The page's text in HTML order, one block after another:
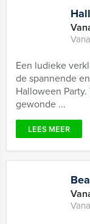
Een ludieke
de spannende
Halloween
gewonde ...
LEES MEER